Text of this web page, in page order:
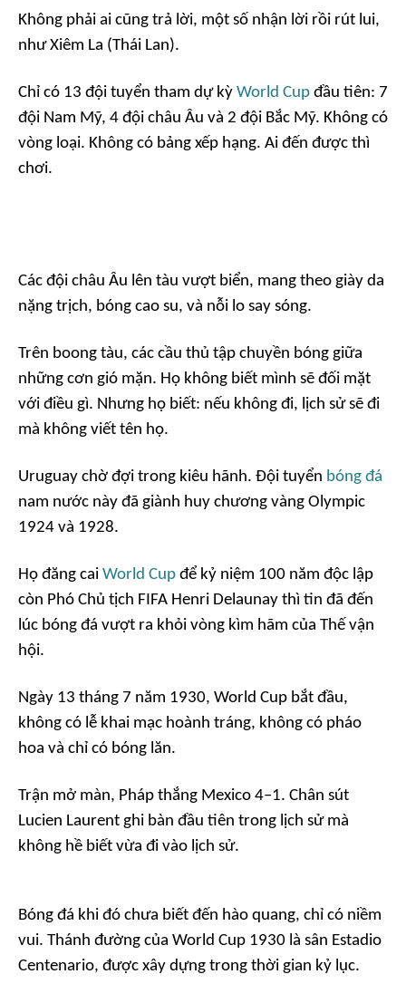
Không phải ai cũng trả lời, một số nhận lời rồi rút lui,
như Xiêm La (Thái Lan).
Chỉ có 13 đội tuyển tham dự kỳ World Cup đầu tiên: 7
đội Nam Mỹ, 4 đội châu Âu và 2 đội Bắc Mỹ. Không có
vòng loại. Không có bảng xếp hạng. Ai đến được thì
chơi.
Các đội châu Âu lên tàu vượt biển, mang theo giày da
nặng trịch, bóng cao su, và nỗi lo say sóng.
Trên boong tàu, các cầu thủ tập chuyền bóng giữa
những cơn gió mặn. Họ không biết mình sẽ đối mặt
với điều gì. Nhưng họ biết: nếu không đi, lịch sử sẽ đi
mà không viết tên họ.
Uruguay chờ đợi trong kiêu hãnh. Đội tuyển bóng đá
nam nước này đã giành huy chương vàng Olympic
1924 và 1928.
Họ đăng cai World Cup để kỷ niệm 100 năm độc lập
còn Phó Chủ tịch FIFA Henri Delaunay thì tin đã đến
lúc bóng đá vượt ra khỏi vòng kìm hãm của Thế vận
hội.
Ngày 13 tháng 7 năm 1930, World Cup bắt đầu,
không có lễ khai mạc hoành tráng, không có pháo
hoa và chỉ có bóng lăn.
Trận mở màn, Pháp thắng Mexico 4–1. Chân sút
Lucien Laurent ghi bàn đầu tiên trong lịch sử mà
không hề biết vừa đi vào lịch sử.
Bóng đá khi đó chưa biết đến hào quang, chỉ có niềm
vui. Thánh đường của World Cup 1930 là sân Estadio
Centenario, được xây dựng trong thời gian kỷ lục.